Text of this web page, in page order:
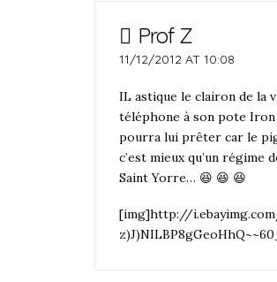
Prof Z
11/12/2012 AT 10:08
IL astique le clairon de la
téléphone à son pote
pourra lui prêter car le
c’est mieux qu’un régime
Saint Yorre… 😆 😆 😆
[img]http://